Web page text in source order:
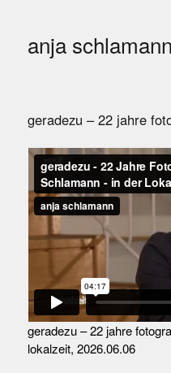
anja schlamann
geradezu – 22 jahre
geradezu – 22 jahre
lokalzeit, 2026.06.06